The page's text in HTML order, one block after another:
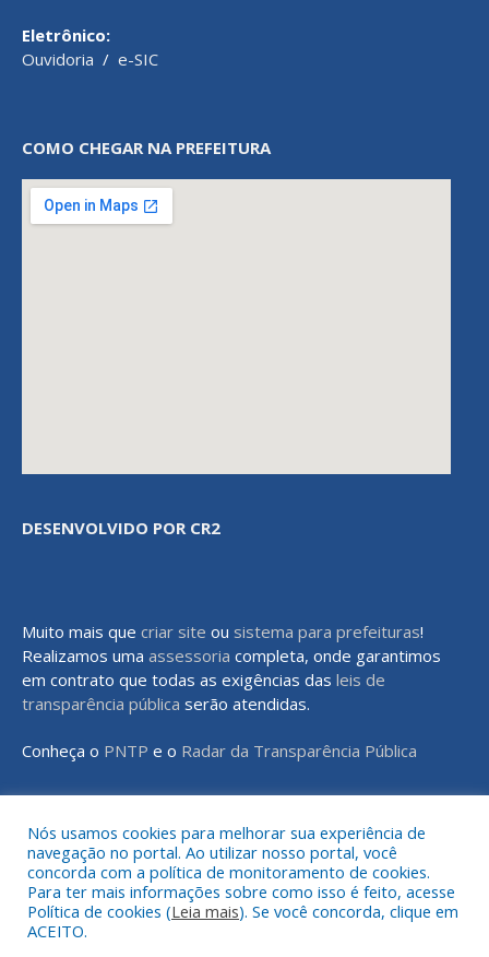
Eletrônico:
Ouvidoria / e-SIC
COMO CHEGAR NA PREFEITURA
DESENVOLVIDO POR CR2
Muito mais que criar site ou sistema para prefeituras!
Realizamos uma assessoria completa, onde garantimos
em contrato que todas as exigências das leis de
transparência pública serão atendidas.
Conheça o PNTP e o Radar da Transparência Pública
Todos os direitos reservados a Prefeitura Municipal de Rondon do
Pará
Mapa do Site
Nós usamos cookies para melhorar sua experiência de
navegação no portal. Ao utilizar nosso portal, você
concorda com a política de monitoramento de cookies.
Para ter mais informações sobre como isso é feito, acesse
Política de cookies (Leia mais). Se você concorda, clique em
ACEITO.